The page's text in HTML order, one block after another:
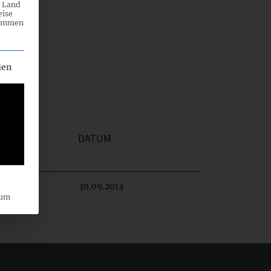
DATUM
30.09.2013
Land
kann. Die erste Service-Gruppe ist essenziell und